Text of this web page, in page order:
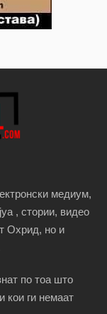
медиум,
, стории, видео
Охрид, но и
по тоа што
кои ги немаат